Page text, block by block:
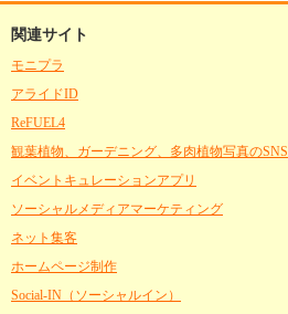
関連サイト
モニプラ
アライドID
ReFUEL4
観葉植物、ガーデニング、多肉植物写真のSNS
イベントキュレーションアプリ
ソーシャルメディアマーケティング
ネット集客
ホームページ制作
Social-IN（ソーシャルイン）